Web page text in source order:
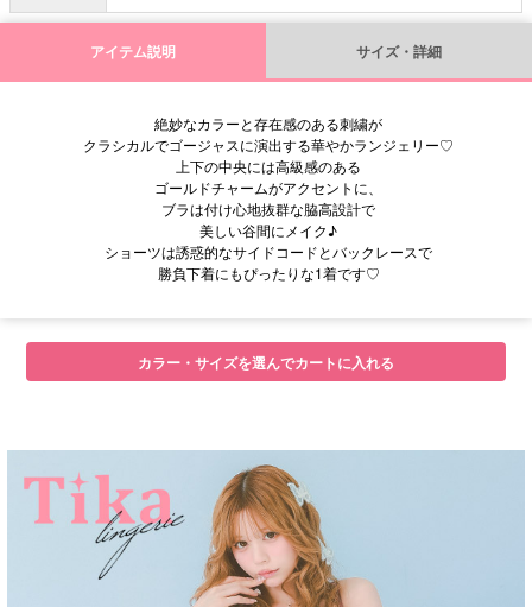
アイテム説明 サイズ・詳細
絶妙なカラーと存在感のある刺繍が
クラシカルでゴージャスに演出する華やかランジェリー♡
上下の中央には高級感のある
ゴールドチャームがアクセントに、
ブラは付け心地抜群な脇高設計で
美しい谷間にメイク♪
ショーツは誘惑的なサイドコードとバックレースで
勝負下着にもぴったりな1着です♡
カラー・サイズを選んでカートに入れる